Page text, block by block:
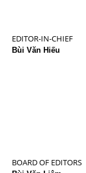
EDITOR-IN-CHIEF
Bùi Văn Hiếu
BOARD OF EDITORS